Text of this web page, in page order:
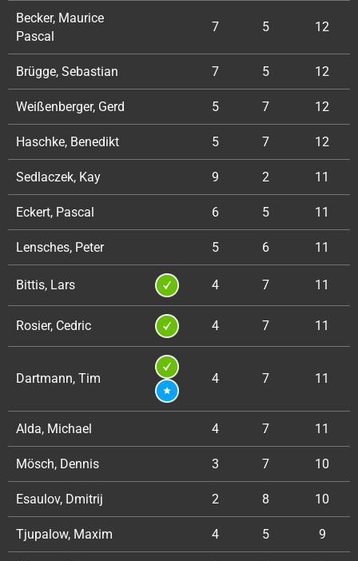
Becker, Maurice
Pascal
7 5 12
Brügge, Sebastian 7 5 12
Weißenberger, Gerd 5 7 12
Haschke, Benedikt 5 7 12
Sedlaczek, Kay 9 2 11
Eckert, Pascal 6 5 11
Lensches, Peter 5 6 11
Bittis, Lars 4 7 11
Rosier, Cedric 4 7 11
Dartmann, Tim 4 7 11
Alda, Michael 4 7 11
Mösch, Dennis 3 7 10
Esaulov, Dmitrij 2 8 10
Tjupalow, Maxim 4 5 9